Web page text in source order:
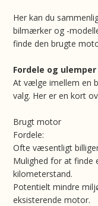
Her kan du
bilmærker og -
finde den brugte
Fordele og
At vælge imellem en
valg. Her er en kort
Brugt motor
Fordele:
Ofte væsentligt
Mulighed for at finde
kilometerstand.
Potentielt mindre
eksisterende motor.